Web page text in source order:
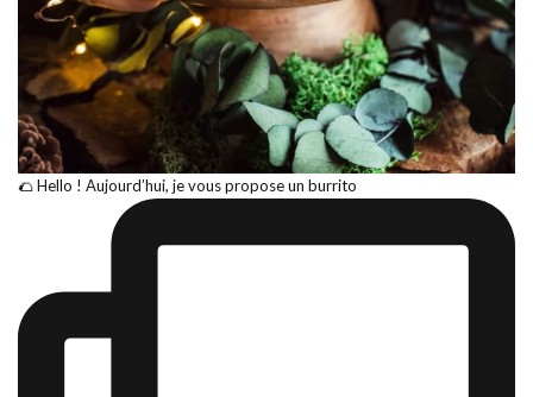
🌮 Hello ! Aujourd’hui, je vous propose un burrito